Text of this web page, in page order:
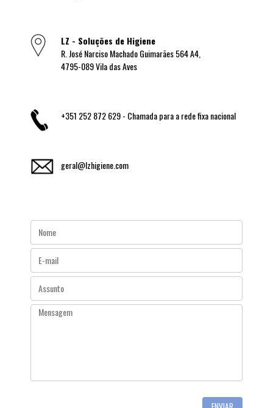
LZ - Soluções de Higiene
R. José Narciso Machado Guimarães 564 A4,
4795-089 Vila das Aves
+351 252 872 629 - Chamada para a rede fixa nacional
geral@lzhigiene.com